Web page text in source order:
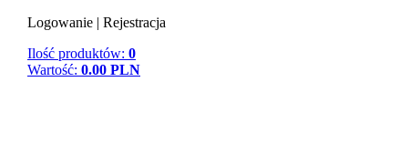
Logowanie | Rejestracja
Ilość produktów: 0
Wartość: 0.00 PLN